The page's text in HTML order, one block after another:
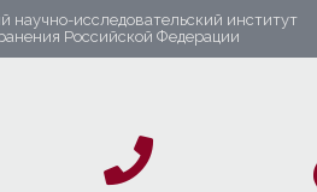
научно-исследовательский институт
Российской Федерации